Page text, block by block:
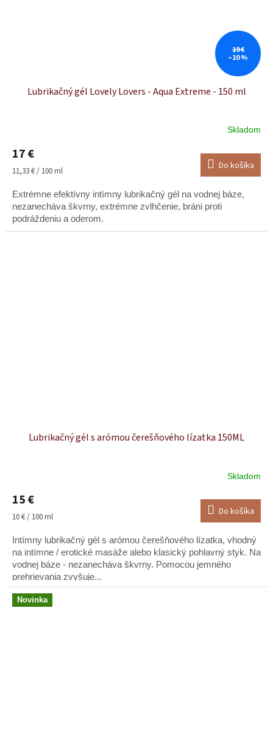
19 €
–10 %
Lubrikačný gél Lovely Lovers - Aqua Extreme - 150 ml
Skladom
17 €
Jednotková
11,33 € / 100 ml Do košíka
Extrémne efektívny intímny lubrikačný gél na vodnej báze,
nezanecháva škvrny, extrémne zvlhčenie, bráni proti
podráždeniu a oderom.
Lubrikačný gél s arómou čerešňového lízatka 150ML
Skladom
15 €
Jednotková
10 € / 100 ml Do košíka
Intímny lubrikačný gél s arómou čerešňového lízatka, vhodný
na intímne / erotické masáže alebo klasický pohlavný styk. Na
vodnej báze - nezanecháva škvrny. Pomocou jemného
prehrievania zvyšuje...
Novinka